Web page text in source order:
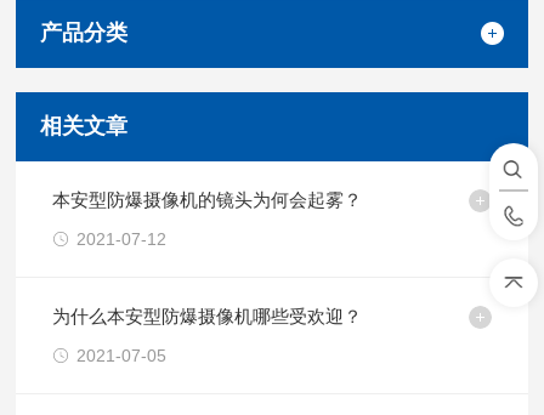
产品分类
相关文章
本安型防爆摄像机的镜头为何会起雾？
2021-07-12
为什么本安型防爆摄像机哪些受欢迎？
2021-07-05